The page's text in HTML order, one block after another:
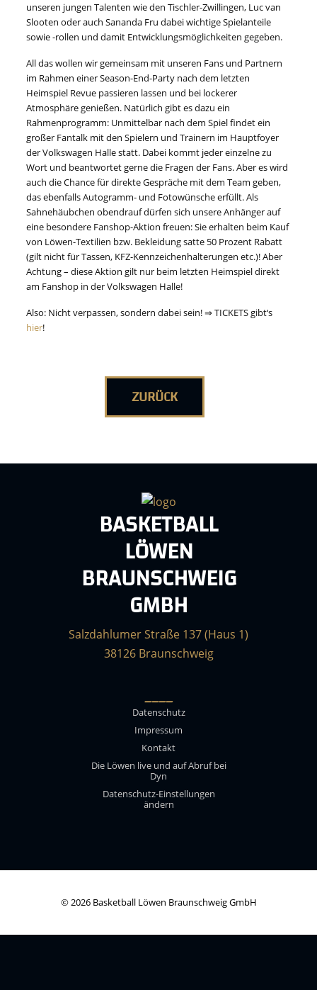
unseren jungen Talenten wie den Tischler-Zwillingen, Luc van
Slooten oder auch Sananda Fru dabei wichtige Spielanteile
sowie -rollen und damit Entwicklungsmöglichkeiten gegeben.
All das wollen wir gemeinsam mit unseren Fans und Partnern
im Rahmen einer Season-End-Party nach dem letzten
Heimspiel Revue passieren lassen und bei lockerer
Atmosphäre genießen. Natürlich gibt es dazu ein
Rahmenprogramm: Unmittelbar nach dem Spiel findet ein
großer Fantalk mit den Spielern und Trainern im Hauptfoyer
der Volkswagen Halle statt. Dabei kommt jeder einzelne zu
Wort und beantwortet gerne die Fragen der Fans. Aber es wird
auch die Chance für direkte Gespräche mit dem Team geben,
das ebenfalls Autogramm- und Fotowünsche erfüllt. Als
Sahnehäubchen obendrauf dürfen sich unsere Anhänger auf
eine besondere Fanshop-Aktion freuen: Sie erhalten beim Kauf
von Löwen-Textilien bzw. Bekleidung satte 50 Prozent Rabatt
(gilt nicht für Tassen, KFZ-Kennzeichenhalterungen etc.)! Aber
Achtung – diese Aktion gilt nur beim letzten Heimspiel direkt
am Fanshop in der Volkswagen Halle!
Also: Nicht verpassen, sondern dabei sein! ⇒ TICKETS gibt‘s
hier!
ZURÜCK
BASKETBALL
LÖWEN
BRAUNSCHWEIG
GMBH
Salzdahlumer Straße 137 (Haus 1)
38126 Braunschweig
____
Datenschutz
Impressum
Kontakt
Die Löwen live und auf Abruf bei
Dyn
Datenschutz-Einstellungen
ändern
© 2026 Basketball Löwen Braunschweig GmbH